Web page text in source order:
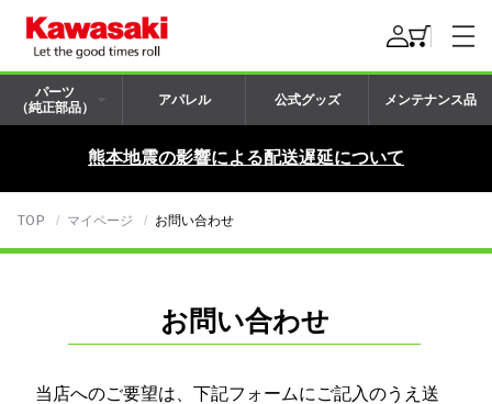
パーツ
（純正部品）
アパレル 公式グッズ メンテナンス品
熊本地震の影響による配送遅延について
TOP マイページ お問い合わせ
お問い合わせ
当店へのご要望は、下記フォームにご記入のうえ送